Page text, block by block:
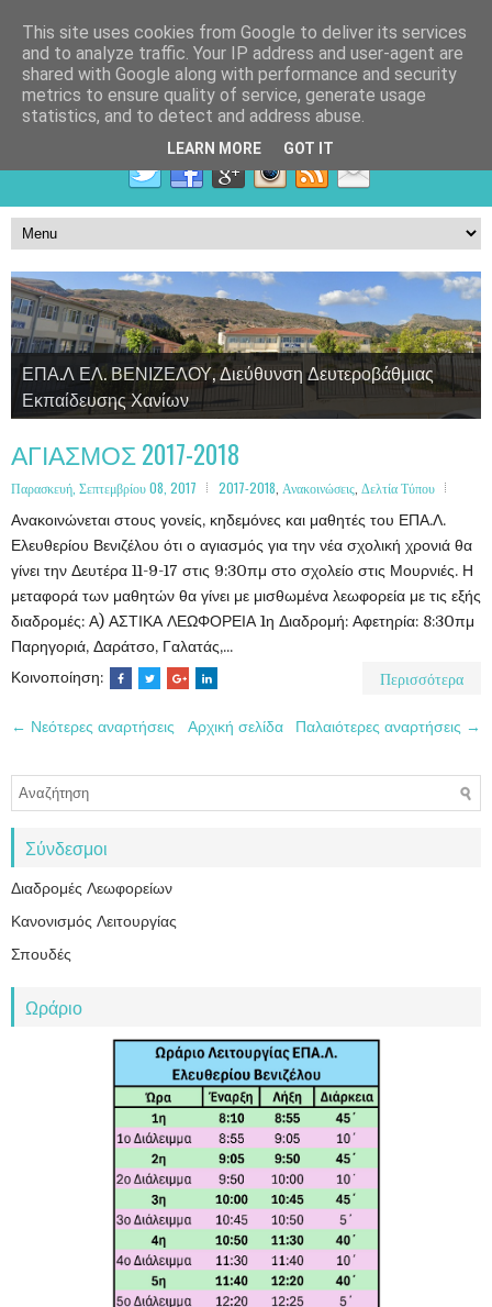
ΕΠΑ.Λ ΕΛ. ΒΕΝΙΖΕΛΟΥ, Διεύθυνση Δευτεροβάθμιας
Εκπαίδευσης Χανίων
Τομέας Πληροφορικής
Τομέας Γεωπονίας, Τροφίμων και Περιβάλλοντος
Τομέας Υγείας, Πρόνοιας και Ευεξίας
ΑΓΙΑΣΜΟΣ 2017-2018
Παρασκευή, Σεπτεμβρίου 08, 2017 2017-2018 Ανακοινώσεις Δελτία Τύπου
Ανακοινώνεται στους γονείς, κηδεμόνες και μαθητές του ΕΠΑ.Λ.
Ελευθερίου Βενιζέλου ότι ο αγιασμός για την νέα σχολική χρονιά θα
γίνει την Δευτέρα 11-9-17 στις 9:30πμ στο σχολείο στις Μουρνιές. Η
μεταφορά των μαθητών θα γίνει με μισθωμένα λεωφορεία με τις εξής
διαδρομές: Α) ΑΣΤΙΚΑ ΛΕΩΦΟΡΕΙΑ 1η Διαδρομή: Αφετηρία: 8:30πμ
Παρηγοριά, Δαράτσο, Γαλατάς,...
Κοινοποίηση:
Περισσότερα
← Νεότερες αναρτήσεις Παλαιότερες αναρτήσεις →
Αρχική σελίδα
Σύνδεσμοι
Διαδρομές Λεωφορείων
Κανονισμός Λειτουργίας
Σπουδές
Ωράριο
This site uses cookies from Google to deliver its services
and to analyze traffic. Your IP address and user-agent are
shared with Google along with performance and security
metrics to ensure quality of service, generate usage
statistics, and to detect and address abuse.
LEARN MORE GOT IT